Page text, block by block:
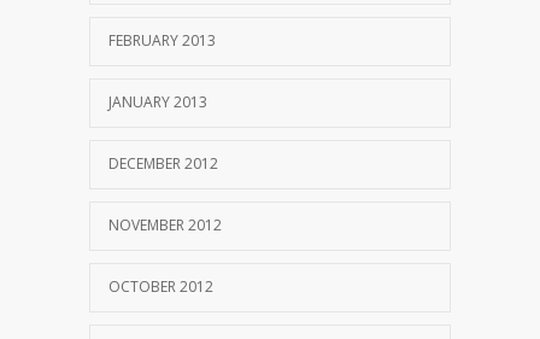
FEBRUARY 2013
JANUARY 2013
DECEMBER 2012
NOVEMBER 2012
OCTOBER 2012